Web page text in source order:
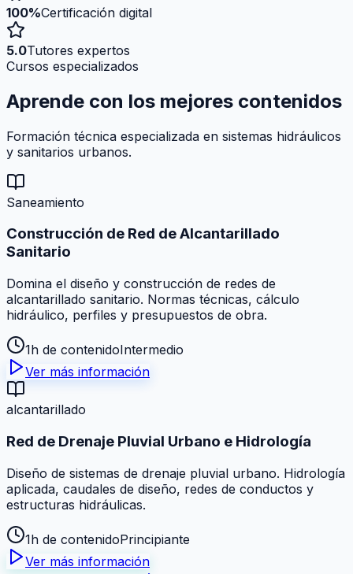
100%Certificación digital
5.0Tutores expertos
Cursos especializados
Aprende con los mejores contenidos
Formación técnica especializada en sistemas hidráulicos
y sanitarios urbanos.
Saneamiento
Construcción de Red de Alcantarillado
Sanitario
Domina el diseño y construcción de redes de
alcantarillado sanitario. Normas técnicas, cálculo
hidráulico, perfiles y presupuestos de obra.
1h de contenidoIntermedio
Ver más información
alcantarillado
Red de Drenaje Pluvial Urbano e Hidrología
Diseño de sistemas de drenaje pluvial urbano. Hidrología
aplicada, caudales de diseño, redes de conductos y
estructuras hidráulicas.
1h de contenidoPrincipiante
Ver más información